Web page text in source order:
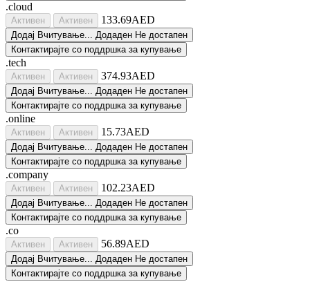
.cloud
Активен Активен 133.69AED
Додај Вчитување... Додаден Не достапен
Контактирајте со поддршка за купување
.tech
Активен Активен 374.93AED
Додај Вчитување... Додаден Не достапен
Контактирајте со поддршка за купување
.online
Активен Активен 15.73AED
Додај Вчитување... Додаден Не достапен
Контактирајте со поддршка за купување
.company
Активен Активен 102.23AED
Додај Вчитување... Додаден Не достапен
Контактирајте со поддршка за купување
.co
Активен Активен 56.89AED
Додај Вчитување... Додаден Не достапен
Контактирајте со поддршка за купување